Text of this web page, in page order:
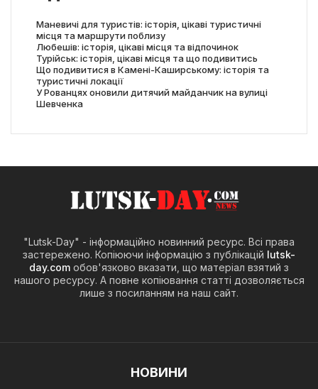
Маневичі для туристів: історія, цікаві туристичні
місця та маршрути поблизу
Любешів: історія, цікаві місця та відпочинок
Турійськ: історія, цікаві місця та що подивитись
Що подивитися в Камені-Каширському: історія та
туристичні локації
У Рованцях оновили дитячий майданчик на вулиці
Шевченка
"Lutsk-Day" - інформаційно новинний ресурс. Всі права
застережено. Копіюючи інформацію з публікацій lutsk-
day.com обов'язково вказати, що матеріал взятий з
нашого ресурсу. А повне копіювання статті дозволяється
лише з посиланням на наш сайт.
НОВИНИ